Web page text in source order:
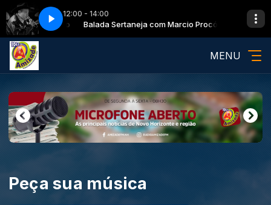
12:00 - 14:00
Procópio Balada Sertaneja com Marcio Procópio
MENU
Peça sua música